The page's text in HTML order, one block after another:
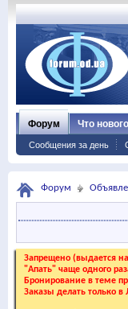
Форум
Сообщения за день
Что
Форум
Запрещено (выдается
"Апать" чаще одного
Бронирование в теме
Заказы делать только